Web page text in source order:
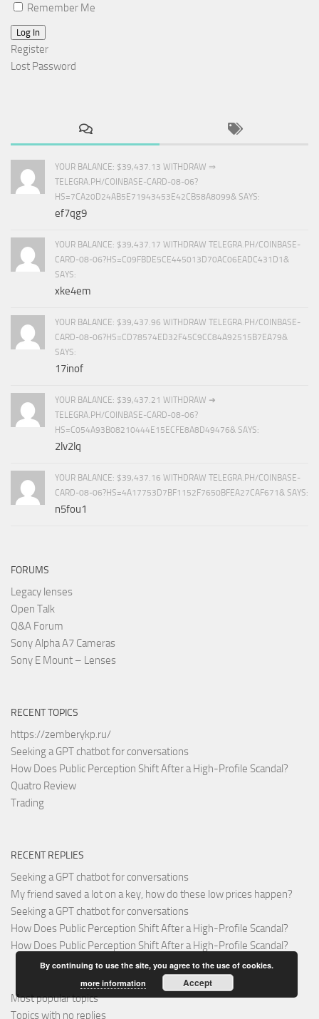
Remember Me
Log In
Register
Lost Password
YOUR BALANCE: $39,437.13 WITHDRAW ⇒
TELEGRA.PH/COINBASE-CARD-08-06?
HS=7CA20D24AB5E71943453E42CB58A8099& SAYS:
ef7qg9
YOUR BALANCE: $39,437.17 WITHDRAW TELEGRA.PH/COINBASE-
CARD-08-06?HS=C09FBDE5CE445013D70AC06EADC431D1&
SAYS:
xke4em
YOUR BALANCE: $39,437.96 WITHDRAW TELEGRA.PH/COINBASE-
CARD-08-06?HS=CD78574ED32F45C9CC84A92515B7EA79&
SAYS:
17inof
YOUR BALANCE: $39,437.21 WITHDRAW ➜
TELEGRA.PH/COINBASE-CARD-08-06?
HS=C054A93B08210444E15ECFE8A8D49476& SAYS:
2lv2lq
YOUR BALANCE: $39,437.16 WITHDRAW TELEGRA.PH/COINBASE-
CARD-08-06?HS=4A17753D7BF1152F7650BFEA27CAF671& SAYS:
n5fou1
FORUMS
Legacy lenses
Open Talk
Q&A Forum
Sony Alpha A7 Cameras
Sony E Mount – Lenses
RECENT TOPICS
https://zemberykp.ru/
Seeking a GPT chatbot for conversations
How Does Public Perception Shift After a High-Profile Scandal?
Quatro Review
Trading
RECENT REPLIES
Seeking a GPT chatbot for conversations
My friend saved a lot on a key, how do these low prices happen?
Seeking a GPT chatbot for conversations
How Does Public Perception Shift After a High-Profile Scandal?
How Does Public Perception Shift After a High-Profile Scandal?
Most popular topics
Topics with no replies
By continuing to use the site, you agree to the use of cookies.
more information
Accept